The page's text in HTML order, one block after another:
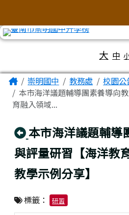
大 中
主內容區域
Home崇明國中 教務處
校園公
本市海洋議題輔導團素養導向
育融入領域...
回上頁
本市海洋議題輔導
與評量研習【海洋教
教學示例分享】
標籤： 研習
頁尾區域